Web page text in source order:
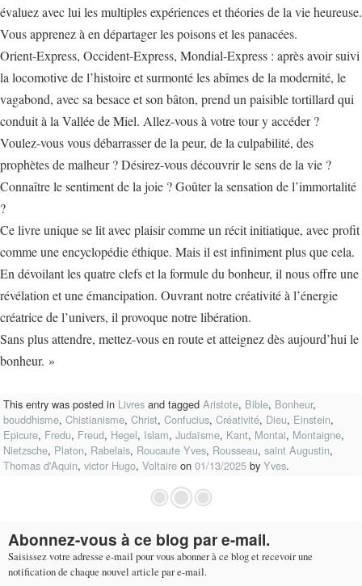
évaluez avec lui les multiples expériences et théories de la vie heureuse.
Vous apprenez à en départager les poisons et les panacées.
Orient-Express, Occident-Express, Mondial-Express : après avoir suivi
la locomotive de l’histoire et surmonté les abîmes de la modernité, le
vagabond, avec sa besace et son bâton, prend un paisible tortillard qui
conduit à la Vallée de Miel. Allez-vous à votre tour y accéder ?
Voulez-vous vous débarrasser de la peur, de la culpabilité, des
prophètes de malheur ? Désirez-vous découvrir le sens de la vie ?
Connaître le sentiment de la joie ? Goûter la sensation de l’immortalité
?
Ce livre unique se lit avec plaisir comme un récit initiatique, avec profit
comme une encyclopédie éthique. Mais il est infiniment plus que cela.
En dévoilant les quatre clefs et la formule du bonheur, il nous offre une
révélation et une émancipation. Ouvrant notre créativité à l’énergie
créatrice de l’univers, il provoque notre libération.
Sans plus attendre, mettez-vous en route et atteignez dès aujourd’hui le
bonheur. »
This entry was posted in Livres and tagged Aristote, Bible, Bonheur,
bouddhisme, Chistianisme, Christ, Confucius, Créativité, Dieu, Einstein,
Epicure, Fredu, Freud, Hegel, Islam, Judaïsme, Kant, Montai, Montaigne,
Nietzsche, Platon, Rabelais, Roucaute Yves, Rousseau, saint Augustin,
Thomas d'Aquin, victor Hugo, Voltaire on 01/13/2025 by Yves.
Abonnez-vous à ce blog par e-mail.
Saisissez votre adresse e-mail pour vous abonner à ce blog et recevoir une
notification de chaque nouvel article par e-mail.